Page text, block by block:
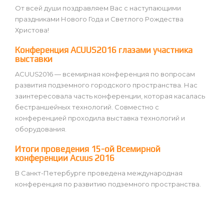
От всей души поздравляем Вас с наступающими
праздниками Нового Года и Светлого Рождества
Христова!
Конференция ACUUS2016 глазами участника
выставки
ACUUS2016 — всемирная конференция по вопросам
развития подземного городского пространства. Нас
заинтересовала часть конференции, которая касалась
бестраншейных технологий. Совместно с
конференцией проходила выставка технологий и
оборудования.
Итоги проведения 15-ой Всемирной
конференции Acuus 2016
В Санкт-Петербурге проведена международная
конференция по развитию подземного пространства.